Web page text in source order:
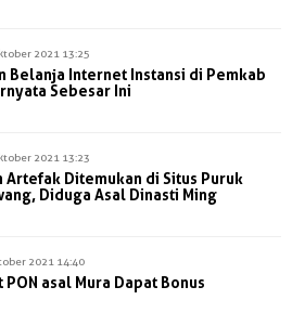
2021 13:25
Belanja Internet Instansi di Pemkab
Sebesar Ini
2021 13:23
Artefak Ditemukan di Situs Puruk
Diduga Asal Dinasti Ming
2021 14:40
PON asal Mura Dapat Bonus